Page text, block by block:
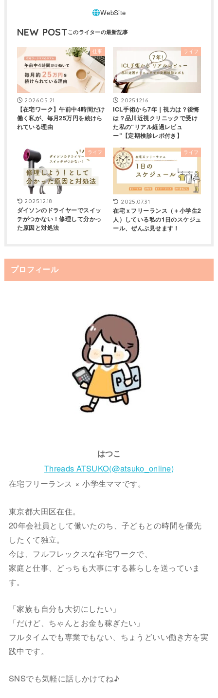
NEW POST
仕事
2026.05.21
【在宅ワーク】午前中4時間だけ
働く私が、毎月25万円を続けら
れている理由
ライフ
2025.12.16
ICL手術から7年｜視力は？後悔
は？品川近視クリニックで受け
た私の“リアル経過レビュ
ー”【定期検診レポ付き】
ライフ
2025.12.18
ダイソンのドライヤーでスイッ
チがつかない！修理して分かっ
た原因と対処法
ライフ
2025.07.31
在宅ｘフリーランス（＋小学生2
人）している私の1日のスケジュ
ール、ぜんぶ見せます！
プロフィール
はつこ
Threads ATSUKO(@atsuko_online)
在宅フリーランス × 小学生ママです。
東京都大田区在住。
20年会社員として働いたのち、子どもとの時間を優先
したくて独立。
今は、フルフレックスな在宅ワークで、
家庭と仕事、どっちも大事にする暮らしを送っていま
す。
「家族も自分も大切にしたい」
「だけど、ちゃんとお金も稼ぎたい」
フルタイムでも専業でもない、ちょうどいい働き方を実
践中です。
SNSでも気軽に話しかけてね♪